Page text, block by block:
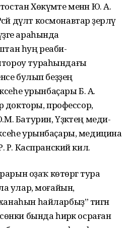
Хө­кү­мәте менән Ю. А.
дәүләт космонавтар әҙерләү
араһында
һуң реаби­
тураһын­дағы
булып беҙҙең
урынбаҫары Б. А.
докторы, профессор,
Батурин, Үҙәктең меди­
урын­баҫары, медицина
Р. Каспранский килә.
оҙаҡ көтөргә тура
улар, моғайын,
һайларбыҙ” тигән
бында һирәк осраған